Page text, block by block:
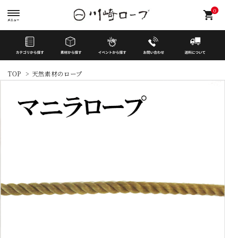
0
shopping_cart
カテゴリーから探す
TOP > 天然素材のロープ